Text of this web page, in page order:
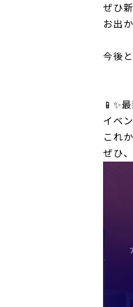
ぜひ
お出
今後
📱✨
イベ
これ
ぜひ